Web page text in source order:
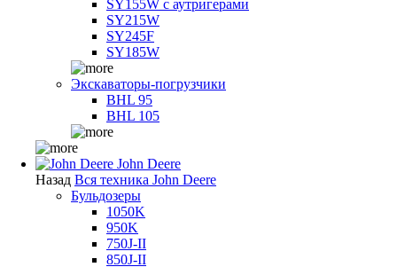
SY155W с аутригерами
SY215W
SY245F
SY185W
Экскаваторы-погрузчики
BHL 95
BHL 105
John Deere
Назад Вся техника John Deere
Бульдозеры
1050K
950K
750J-II
850J-II